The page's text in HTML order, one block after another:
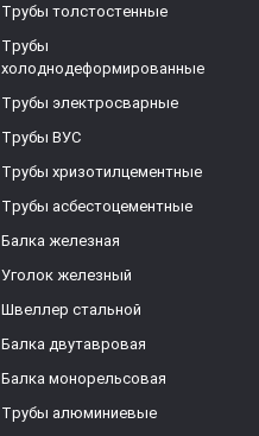
Трубы толстостенные
Трубы
холоднодеформированные
Трубы электросварные
Трубы ВУС
Трубы хризотилцементные
Трубы асбестоцементные
Балка железная
Уголок железный
Швеллер стальной
Балка двутавровая
Балка монорельсовая
Трубы алюминиевые